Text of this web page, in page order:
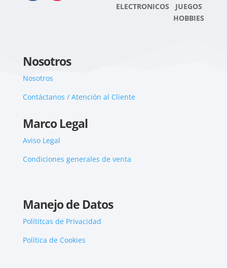
ELECTRONICOS JUEGOS
HOBBIES
Nosotros
Nosotros
Contáctanos / Atención al Cliente
Marco Legal
Aviso Legal
Condiciones generales de venta
Manejo de Datos
Polítitcas de Privacidad
Política de Cookies